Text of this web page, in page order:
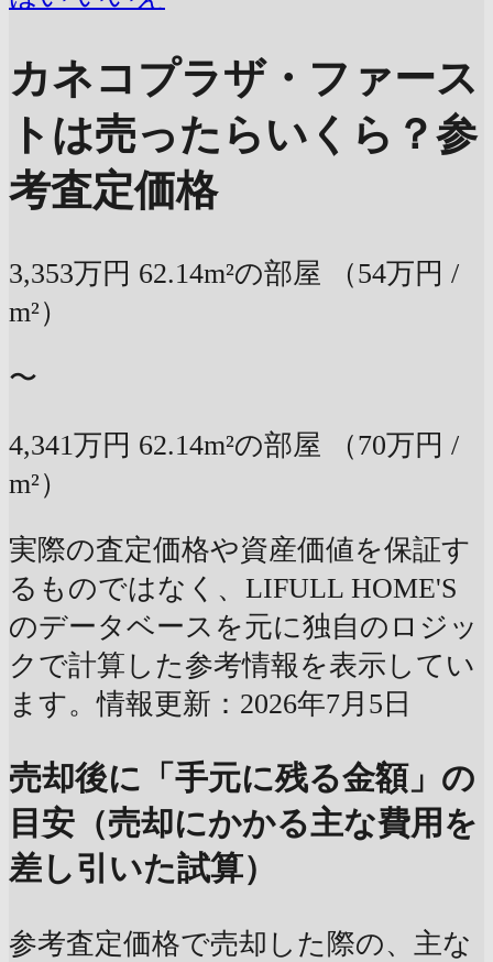
カネコプラザ・ファース
トは売ったらいくら？参
考査定価格
3,353万円 62.14m²の部屋
（54万円 /
m²）
〜
4,341万円 62.14m²の部屋
（70万円 /
m²）
実際の査定価格や資産価値を保証す
るものではなく、LIFULL HOME'S
のデータベースを元に独自のロジッ
クで計算した参考情報を表示してい
ます。情報更新：2026年7月5日
売却後に「手元に残る金額」の
目安（売却にかかる主な費用を
差し引いた試算）
参考査定価格で売却した際の、主な